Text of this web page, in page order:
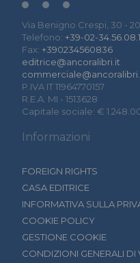
Via Benigno Crespi, 30 -
Telefono: +39-02-34.56.08.1
Fax: +390234560836
editrice@ancoralibri.it
P.IVA IT 11964770157
R.E.A. MI - 1513628
Capitale sociale: €
Informazioni
FOREIGN RIGHTS
CASA EDITRICE
INFORMATIVA SULLA
COOKIE POLICY
GESTIONE COOKIE
CONDIZIONI GENERALI DI